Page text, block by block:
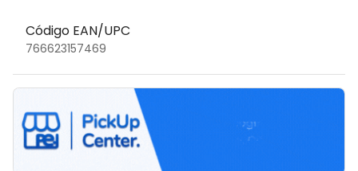
Código EAN/UPC
766623157469